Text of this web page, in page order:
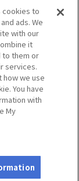
reserved.
お役立ち
cookies to
ads. We
with our
it
to them or
services.
we use
You have
with
My